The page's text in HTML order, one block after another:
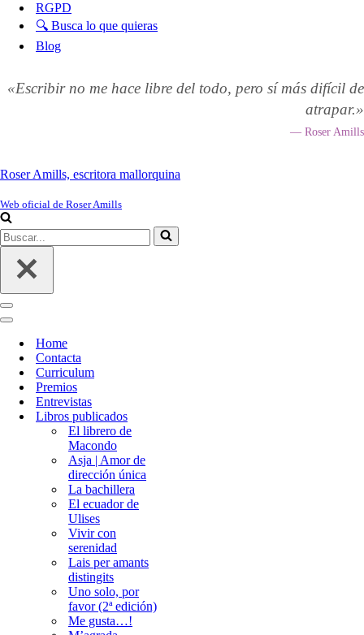
RGPD
🔍 Busca lo que quieras
Blog
«Escribir no me hace libre del todo, pero sí más difícil de
atrapar.»
— Roser Amills
Roser Amills, escritora mallorquina
Web oficial de Roser Amills
Buscar...
Menú
de
Menú
navegación
Home
Contacta
Curriculum
Premios
Entrevistas
Libros publicados
El librero de
Macondo
Asja | Amor de
dirección única
La bachillera
El ecuador de
Ulises
Vivir con
serenidad
Lais per amants
distingits
Uno solo, por
favor (2ª edición)
Me gusta…!